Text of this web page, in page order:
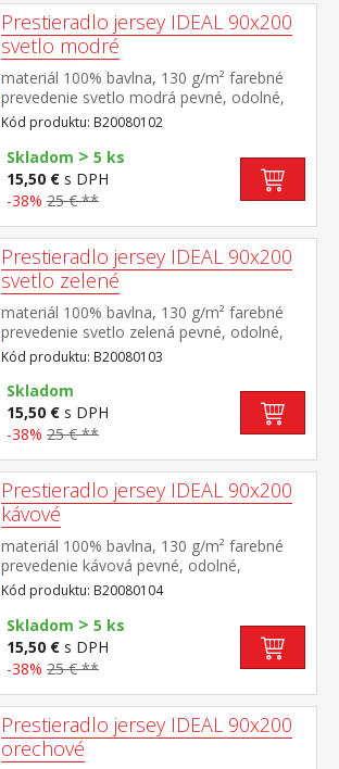
Prestieradlo jersey IDEAL 90x200
svetlo modré
materiál 100% bavlna, 130 g/m² farebné
prevedenie svetlo modrá pevné, odolné,
stálofarebné, obšité gumou pre matrace do
výšky 25 cm prateľné do 60 °C
Kód produktu: B20080102
Skladom > 5 ks
15,50 € s DPH
-38% 25 € **
Prestieradlo jersey IDEAL 90x200
svetlo zelené
materiál 100% bavlna, 130 g/m² farebné
prevedenie svetlo zelená pevné, odolné,
stálofarebné, obšité gumou pre matrace do
výšky 25 cm prateľné do 60 °C
Kód produktu: B20080103
Skladom
15,50 € s DPH
-38% 25 € **
Prestieradlo jersey IDEAL 90x200
kávové
materiál 100% bavlna, 130 g/m² farebné
prevedenie kávová pevné, odolné,
stálofarebné, obšité gumou pre matrace do
výšky 25 cm prateľné do 60 °C
Kód produktu: B20080104
Skladom > 5 ks
15,50 € s DPH
-38% 25 € **
Prestieradlo jersey IDEAL 90x200
orechové